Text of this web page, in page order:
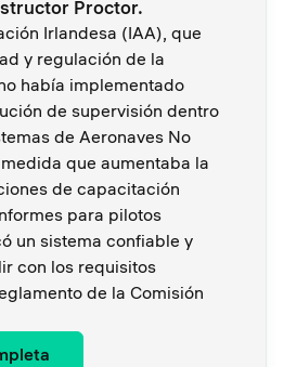
Proctor.
Irlandesa (IAA), que
y regulación de la
había implementado
de supervisión dentro
de Aeronaves No
que aumentaba la
de capacitación
para pilotos
un sistema confiable y
con los requisitos
de la Comisión